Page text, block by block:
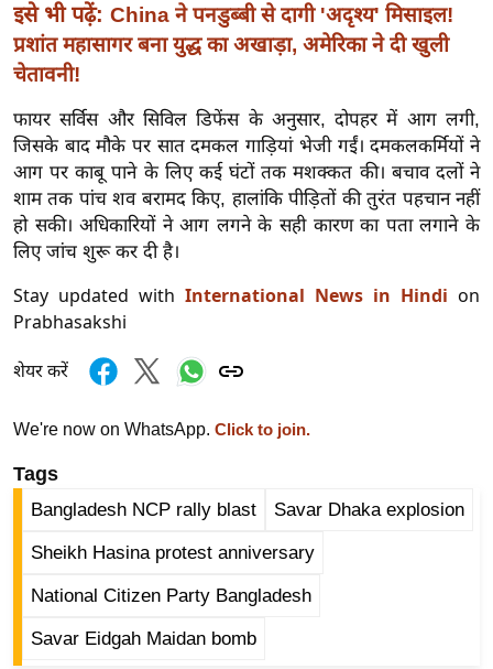
फ
म
नो
रं
ज
न
ज
ग
त
बॉ
ली
ड
ली
वु
ड
ल्म
स
क्षा
इसे भी पढ़ें: China ने पनडुब्बी से दागी 'अदृश्य' मिसाइल!
प्रशांत महासागर बना युद्ध का अखाड़ा, अमेरिका ने दी खुली
चेतावनी!
फायर सर्विस और सिविल डिफेंस के अनुसार, दोपहर में आग लगी,
जिसके बाद मौके पर सात दमकल गाड़ियां भेजी गईं। दमकलकर्मियों ने
आग पर काबू पाने के लिए कई घंटों तक मशक्कत की। बचाव दलों ने
शाम तक पांच शव बरामद किए, हालांकि पीड़ितों की तुरंत पहचान नहीं
हो सकी। अधिकारियों ने आग लगने के सही कारण का पता लगाने के
लिए जांच शुरू कर दी है।
Stay updated with International News in Hindi on
Prabhasakshi
शेयर करें
We're now on WhatsApp. Click to join.
Tags
Bangladesh NCP rally blast Savar Dhaka explosion
Sheikh Hasina protest anniversary
National Citizen Party Bangladesh
Savar Eidgah Maidan bomb